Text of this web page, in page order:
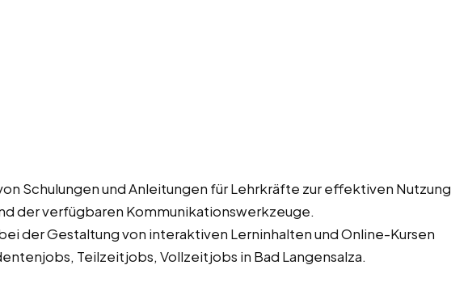
Schulungen und Anleitungen für Lehrkräfte zur effektiven Nutzung
der verfügbaren Kommunikationswerkzeuge.
der Gestaltung von interaktiven Lerninhalten und Online-Kursen
Teilzeitjobs, Vollzeitjobs in Bad Langensalza.